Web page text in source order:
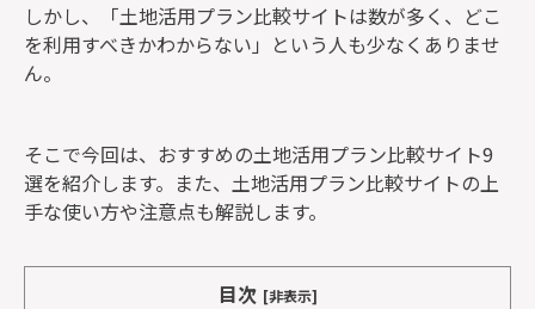
しかし、「土地活用プラン比較サイトは数が多く、どこ
を利用すべきかわからない」という人も少なくありませ
ん。
そこで今回は、おすすめの土地活用プラン比較サイト9
選を紹介します。また、土地活用プラン比較サイトの上
手な使い方や注意点も解説します。
目次 [非表示]